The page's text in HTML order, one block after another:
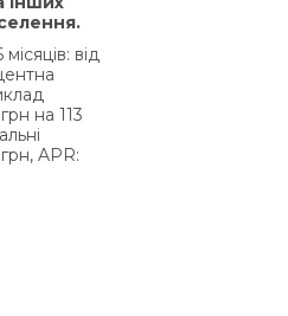
3700 (три тисячі
від простроченої суми
річних, зазначені в
за кожен
заборгованості, що
за користування
Комісії за
умови додаткової угоди
сплату комісії за
від
на 113
APR: